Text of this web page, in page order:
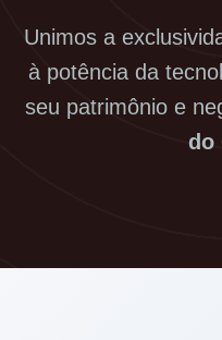
Unimos a
à potência da
seu patrimônio e
do